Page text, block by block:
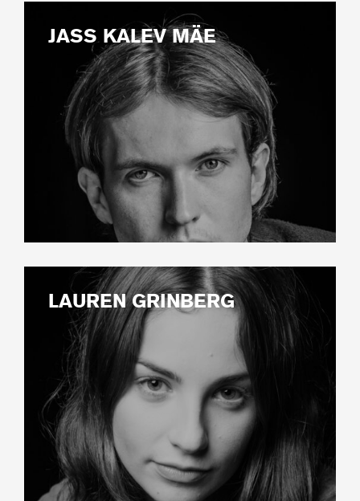
JASS KALEV MÄE
LAUREN GRINBERG